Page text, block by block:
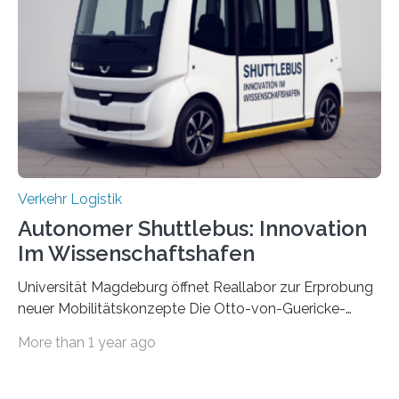
Hannover gGmbH anhand von
Materialflusssimulationen, ob die dezentrale Steuerung
effizienter ist als die zentrale Steuerung. Dafür sucht
das IPH noch Unternehmen, die Interesse daran haben,
am realen Beispiel ihrer Fabrik…
Verkehr Logistik
Autonomer Shuttlebus: Innovation
Im Wissenschaftshafen
Universität Magdeburg öffnet Reallabor zur Erprobung
neuer Mobilitätskonzepte Die Otto-von-Guericke-
Erforschung neuer Mobilitätskonzepte für Sachsen-
More than 1 year ago